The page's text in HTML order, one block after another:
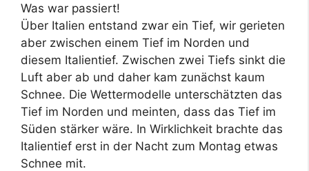
Was war passiert!
Über Italien entstand zwar ein Tief, wir gerieten
aber zwischen einem Tief im Norden und
diesem Italientief. Zwischen zwei Tiefs sinkt die
Luft aber ab und daher kam zunächst kaum
Schnee. Die Wettermodelle unterschätzten das
Tief im Norden und meinten, dass das Tief im
Süden stärker wäre. In Wirklichkeit brachte das
Italientief erst in der Nacht zum Montag etwas
Schnee mit.